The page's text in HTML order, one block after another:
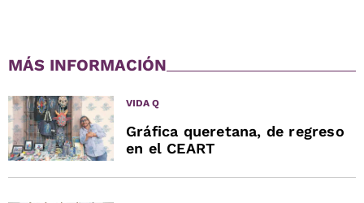
MÁS INFORMACIÓN
VIDA Q
Gráfica queretana, de regreso
en el CEART